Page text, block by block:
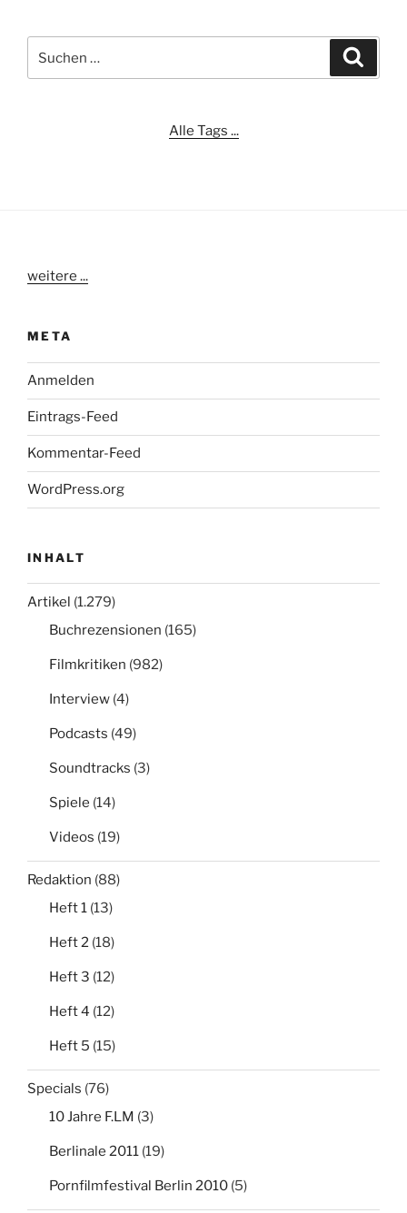
nach:
Alle Tags ...
weitere ...
META
Anmelden
Eintrags-Feed
Kommentar-Feed
WordPress.org
INHALT
Artikel (1.279)
Buchrezensionen (165)
Filmkritiken (982)
Interview (4)
Podcasts (49)
Soundtracks (3)
Spiele (14)
Videos (19)
Redaktion (88)
Heft 1 (13)
Heft 2 (18)
Heft 3 (12)
Heft 4 (12)
Heft 5 (15)
Specials (76)
10 Jahre F.LM (3)
Berlinale 2011 (19)
Pornfilmfestival Berlin 2010 (5)